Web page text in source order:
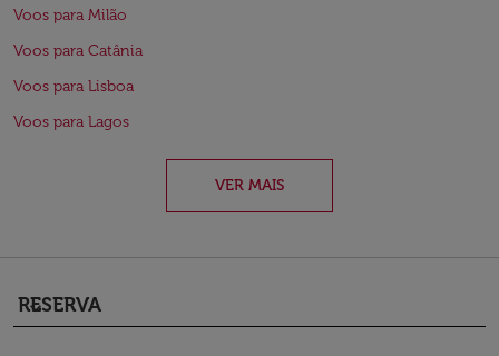
Voos para Milão
Voos para Catânia
Voos para Lisboa
Voos para Lagos
VER MAIS
RESERVA
keyboard_arrow_down